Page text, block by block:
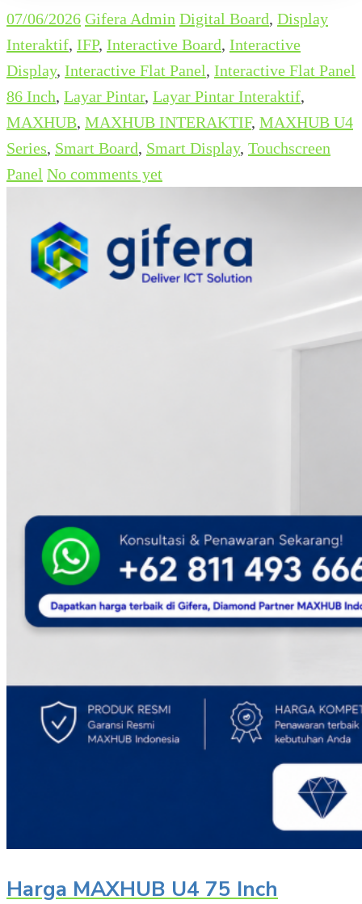
07/06/2026 Gifera Admin Digital Board, Display
Interaktif, IFP, Interactive Board, Interactive
Display, Interactive Flat Panel, Interactive Flat Panel
86 Inch, Layar Pintar, Layar Pintar Interaktif,
MAXHUB, MAXHUB INTERAKTIF, MAXHUB U4
Series, Smart Board, Smart Display, Touchscreen
Panel No comments yet
Harga MAXHUB U4 75 Inch